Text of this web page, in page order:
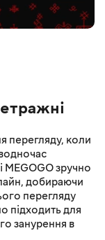
перегляду, коли
MEGOGO зручно
добираючи
перегляду
підходить для
занурення в